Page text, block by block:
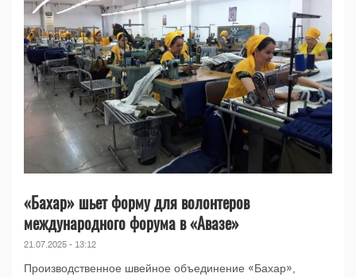
«Бахар» шьет форму для волонтеров
международного форума в «Авазе»
21.07.2025 - 13:12
Производственное швейное объединение «Бахар»,